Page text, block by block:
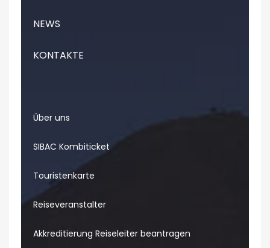
NEWS
KONTAKTE
Über uns
SIBAC Kombiticket
Touristenkarte
Reiseveranstalter
Akkreditierung Reiseleiter beantragen